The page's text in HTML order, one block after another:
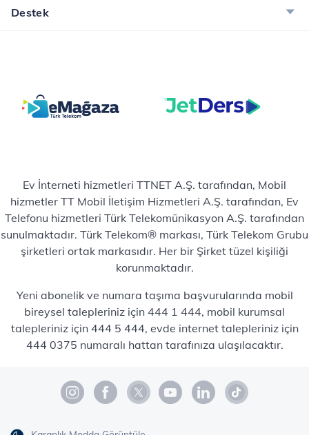
Destek
Ev İnterneti hizmetleri TTNET A.Ş. tarafından, Mobil
hizmetler TT Mobil İletişim Hizmetleri A.Ş. tarafından, Ev
Telefonu hizmetleri Türk Telekomünikasyon A.Ş. tarafından
sunulmaktadır. Türk Telekom® markası, Türk Telekom Grubu
şirketleri ortak markasıdır. Her bir Şirket tüzel kişiliği
korunmaktadır.
Yeni abonelik ve numara taşıma başvurularında mobil
bireysel talepleriniz için 444 1 444, mobil kurumsal
talepleriniz için 444 5 444, evde internet talepleriniz için
444 0375 numaralı hattan tarafınıza ulaşılacaktır.